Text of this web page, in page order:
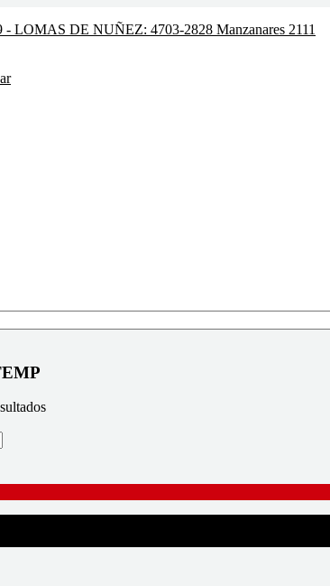
LOMAS DE NUÑEZ: 4703-2828 Manzanares 2111